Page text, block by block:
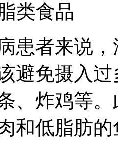
类食品
患者来说
避免摄入
、炸鸡等
和低脂肪